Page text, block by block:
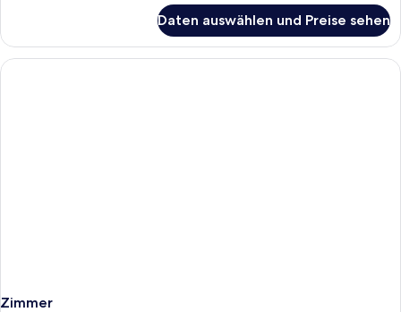
Room
Daten auswählen und Preise sehen
Zimmer